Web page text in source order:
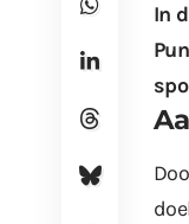
In